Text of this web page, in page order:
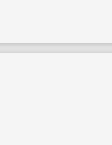
natural y una